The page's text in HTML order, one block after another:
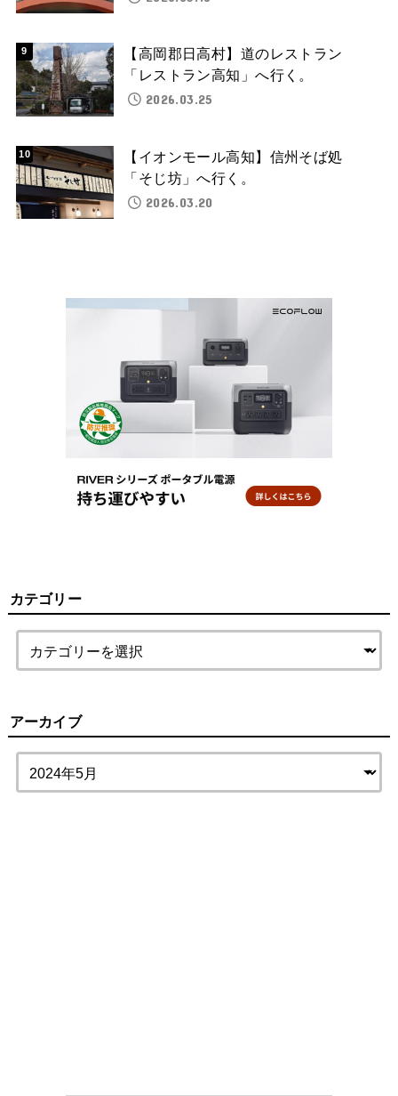
【高岡郡日高村】道のレストラン
「レストラン高知」へ行く。
2026.03.25
【イオンモール高知】信州そば処
「そじ坊」へ行く。
2026.03.20
カテゴリー
アーカイブ